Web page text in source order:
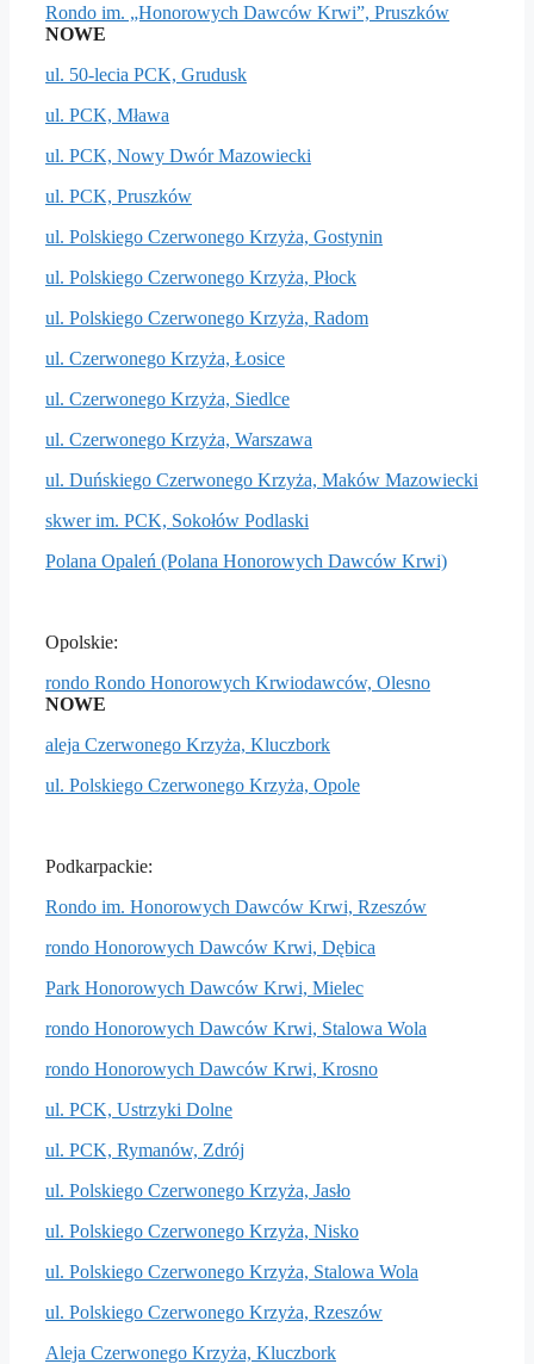
Rondo im. „Honorowych Dawców Krwi”, Pruszków
NOWE
ul. 50-lecia PCK, Grudusk
ul. PCK, Mława
ul. PCK, Nowy Dwór Mazowiecki
ul. PCK, Pruszków
ul. Polskiego Czerwonego Krzyża, Gostynin
ul. Polskiego Czerwonego Krzyża, Płock
ul. Polskiego Czerwonego Krzyża, Radom
ul. Czerwonego Krzyża, Łosice
ul. Czerwonego Krzyża, Siedlce
ul. Czerwonego Krzyża, Warszawa
ul. Duńskiego Czerwonego Krzyża, Maków Mazowiecki
skwer im. PCK, Sokołów Podlaski
Polana Opaleń (Polana Honorowych Dawców Krwi)
Opolskie:
rondo Rondo Honorowych Krwiodawców, Olesno
NOWE
aleja Czerwonego Krzyża, Kluczbork
ul. Polskiego Czerwonego Krzyża, Opole
Podkarpackie:
Rondo im. Honorowych Dawców Krwi, Rzeszów
rondo Honorowych Dawców Krwi, Dębica
Park Honorowych Dawców Krwi, Mielec
rondo Honorowych Dawców Krwi, Stalowa Wola
rondo Honorowych Dawców Krwi, Krosno
ul. PCK, Ustrzyki Dolne
ul. PCK, Rymanów, Zdrój
ul. Polskiego Czerwonego Krzyża, Jasło
ul. Polskiego Czerwonego Krzyża, Nisko
ul. Polskiego Czerwonego Krzyża, Stalowa Wola
ul. Polskiego Czerwonego Krzyża, Rzeszów
Aleja Czerwonego Krzyża, Kluczbork